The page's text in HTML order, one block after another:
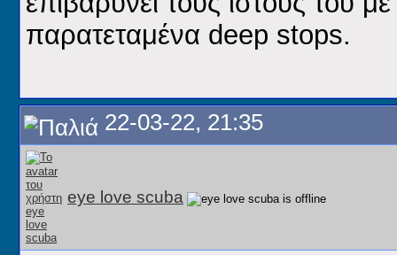
παρατεταμένα deep stops.
22-03-22, 21:35
eye love scuba